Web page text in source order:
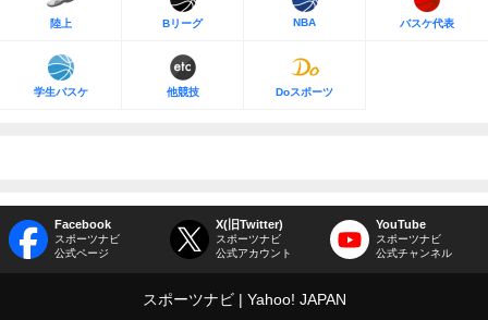
陸上 Bリーグ NBA バスケ代表
学生バスケ 他競技 Doスポーツ
Facebook
スポーツナビ
公式ページ
X(旧Twitter)
スポーツナビ
公式アカウント
YouTube
スポーツナビ
公式チャンネル
スポーツナビ Yahoo! JAPAN